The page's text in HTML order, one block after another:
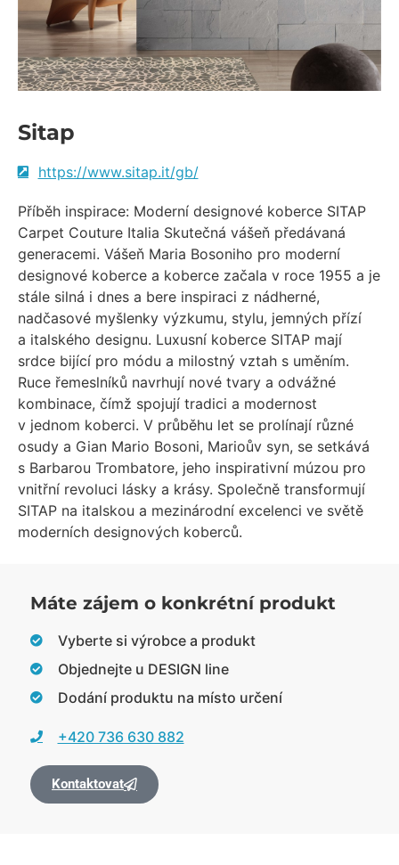
Sitap
https://www.sitap.it/gb/
Příběh inspirace: Moderní designové koberce SITAP
Carpet Couture Italia Skutečná vášeň předávaná
generacemi. Vášeň Maria Bosoniho pro moderní
designové koberce a koberce začala v roce 1955 a je
stále silná i dnes a bere inspiraci z nádherné,
nadčasové myšlenky výzkumu, stylu, jemných přízí
a italského designu. Luxusní koberce SITAP mají
srdce bijící pro módu a milostný vztah s uměním.
Ruce řemeslníků navrhují nové tvary a odvážné
kombinace, čímž spojují tradici a modernost
v jednom koberci. V průběhu let se prolínají různé
osudy a Gian Mario Bosoni, Marioův syn, se setkává
s Barbarou Trombatore, jeho inspirativní múzou pro
vnitřní revoluci lásky a krásy. Společně transformují
SITAP na italskou a mezinárodní excelenci ve světě
moderních designových koberců.
Máte zájem o konkrétní produkt
Vyberte si výrobce a produkt
Objednejte u DESIGN line
Dodání produktu na místo určení
+420 736 630 882
Kontaktovat